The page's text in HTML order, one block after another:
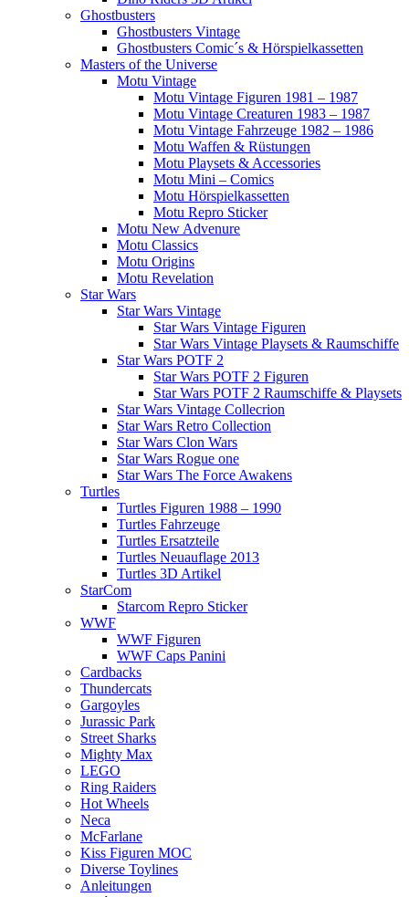
Ghostbusters
Ghostbusters Vintage
Ghostbusters Comic´s & Hörspielkassetten
Masters of the Universe
Motu Vintage
Motu Vintage Figuren 1981 – 1987
Motu Vintage Creaturen 1983 – 1987
Motu Vintage Fahrzeuge 1982 – 1986
Motu Waffen & Rüstungen
Motu Playsets & Accessories
Motu Mini – Comics
Motu Hörspielkassetten
Motu Repro Sticker
Motu New Advenure
Motu Classics
Motu Origins
Motu Revelation
Star Wars
Star Wars Vintage
Star Wars Vintage Figuren
Star Wars Vintage Playsets & Raumschiffe
Star Wars POTF 2
Star Wars POTF 2 Figuren
Star Wars POTF 2 Raumschiffe & Playsets
Star Wars Vintage Collecrion
Star Wars Retro Collection
Star Wars Clon Wars
Star Wars Rogue one
Star Wars The Force Awakens
Turtles
Turtles Figuren 1988 – 1990
Turtles Fahrzeuge
Turtles Ersatzteile
Turtles Neuauflage 2013
Turtles 3D Artikel
StarCom
Starcom Repro Sticker
WWF
WWF Figuren
WWF Caps Panini
Cardbacks
Thundercats
Gargoyles
Jurassic Park
Street Sharks
Mighty Max
LEGO
Ring Raiders
Hot Wheels
Neca
McFarlane
Kiss Figuren MOC
Diverse Toylines
Anleitungen